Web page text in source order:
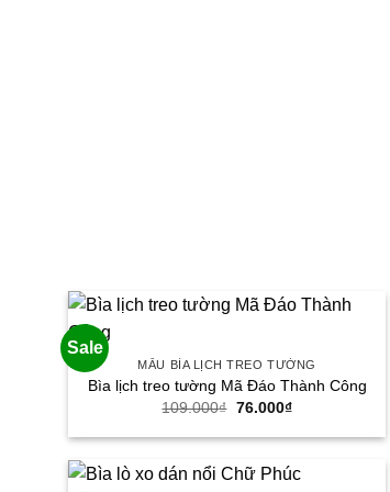
Sale
MẪU BÌA LỊCH TREO TƯỜNG
Bìa lịch treo tường Mã Đáo Thành Công
109.000₫ Giá
là:
76.000₫Giá
tại
76.000₫.